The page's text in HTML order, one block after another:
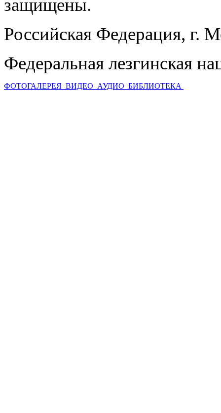
защищены.
Российская Федерация, г.
Федеральная лезгинская
ФОТОГАЛЕРЕЯ ВИДЕО АУДИО БИБЛИОТЕКА